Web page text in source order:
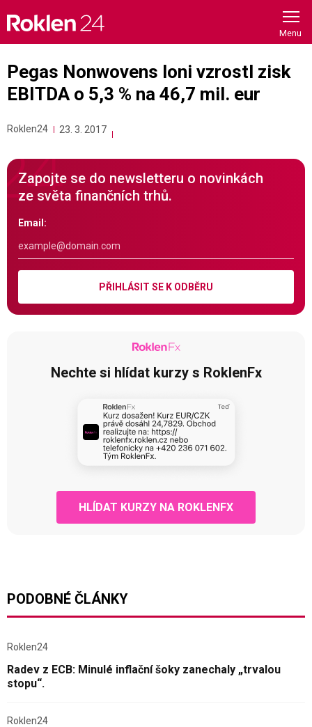
content
Pegas Nonwovens loni vzrostl zisk
EBITDA o 5,3 % na 46,7 mil. eur
Roklen24 23. 3. 2017
Zapojte se do newsletteru o novinkách
ze světa finančních trhů.
Email:
PŘIHLÁSIT SE K ODBĚRU
Nechte si hlídat kurzy s RoklenFx
HLÍDAT KURZY NA ROKLENFX
PODOBNÉ ČLÁNKY
Roklen24
Radev z ECB: Minulé inflační šoky zanechaly „trvalou
stopu“.
Roklen24